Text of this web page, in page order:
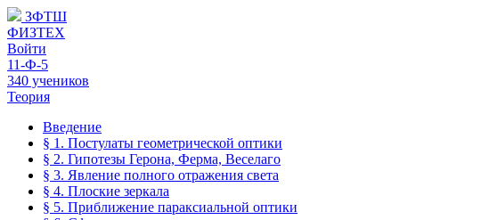
ЗФТШ
ФИЗТЕХ
Войти
11-Ф-5
340 учеников
Теория
Введение
§ 1. Постулаты геометрической оптики
§ 2. Гипотезы Герона, Ферма, Веселаго
§ 3. Явление полного отражения света
§ 4. Плоские зеркала
§ 5. Приближение параксиальной оптики